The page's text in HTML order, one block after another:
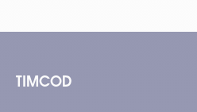
TIMCOD